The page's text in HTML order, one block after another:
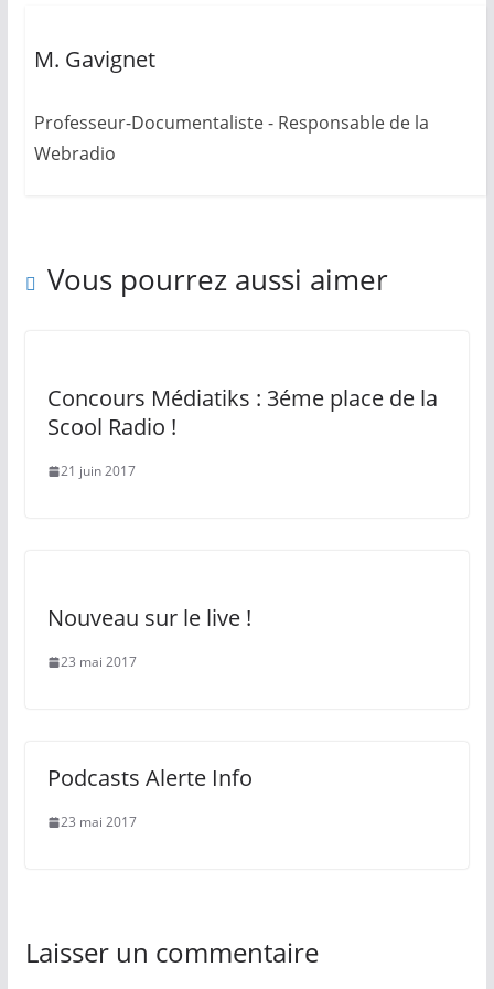
M. Gavignet
Professeur-Documentaliste - Responsable de la
Webradio
Vous pourrez aussi aimer
Concours Médiatiks : 3éme place de la
Scool Radio !
21 juin 2017
Nouveau sur le live !
23 mai 2017
Podcasts Alerte Info
23 mai 2017
Laisser un commentaire